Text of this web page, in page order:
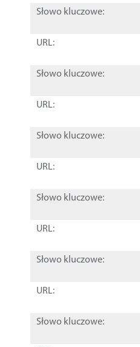
Słowo kluczowe:
URL:
Słowo kluczowe:
URL:
Słowo kluczowe:
URL:
Słowo kluczowe:
URL:
Słowo kluczowe:
URL:
Słowo kluczowe: